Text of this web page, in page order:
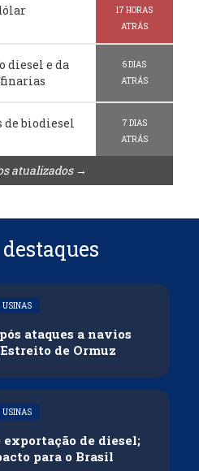
17 HORAS
ATRÁS
diesel e da
6 DIAS
ATRÁS
de biodiesel
7 DIAS
ATRÁS
atualizados →
USINAS
ataques a navios
de Ormuz
USINAS
exportação de diesel;
para o Brasil